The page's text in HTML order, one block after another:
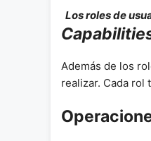
Los roles de
Además de los
realizar. Cada